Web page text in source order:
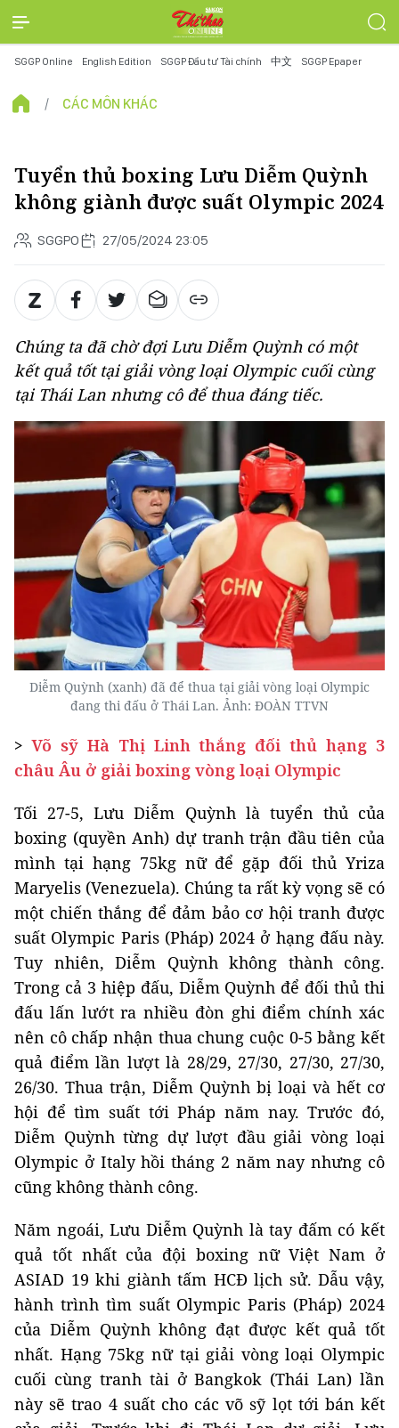
SGGP Online English Edition SGGP Đầu tư Tài chính 中文 SGGP Epaper
CÁC MÔN KHÁC
Tuyển thủ boxing Lưu Diễm Quỳnh
không giành được suất Olympic 2024
SGGPO 27/05/2024 23:05
Chúng ta đã chờ đợi Lưu Diễm Quỳnh có một
kết quả tốt tại giải vòng loại Olympic cuối cùng
tại Thái Lan nhưng cô để thua đáng tiếc.
Diễm Quỳnh (xanh) đã để thua tại giải vòng loại Olympic
đang thi đấu ở Thái Lan. Ảnh: ĐOÀN TTVN
>Võ sỹ Hà Thị Linh thắng đối thủ hạng 3
châu Âu ở giải boxing vòng loại Olympic
Tối 27-5, Lưu Diễm Quỳnh là tuyển thủ của
boxing (quyền Anh) dự tranh trận đầu tiên của
mình tại hạng 75kg nữ để gặp đối thủ Yriza
Maryelis (Venezuela). Chúng ta rất kỳ vọng sẽ có
một chiến thắng để đảm bảo cơ hội tranh được
suất Olympic Paris (Pháp) 2024 ở hạng đấu này.
Tuy nhiên, Diễm Quỳnh không thành công.
Trong cả 3 hiệp đấu, Diễm Quỳnh để đối thủ thi
đấu lấn lướt ra nhiều đòn ghi điểm chính xác
nên cô chấp nhận thua chung cuộc 0-5 bằng kết
quả điểm lần lượt là 28/29, 27/30, 27/30, 27/30,
26/30. Thua trận, Diễm Quỳnh bị loại và hết cơ
hội để tìm suất tới Pháp năm nay. Trước đó,
Diễm Quỳnh từng dự lượt đầu giải vòng loại
Olympic ở Italy hồi tháng 2 năm nay nhưng cô
cũng không thành công.
Năm ngoái, Lưu Diễm Quỳnh là tay đấm có kết
quả tốt nhất của đội boxing nữ Việt Nam ở
ASIAD 19 khi giành tấm HCĐ lịch sử. Dẫu vậy,
hành trình tìm suất Olympic Paris (Pháp) 2024
của Diễm Quỳnh không đạt được kết quả tốt
nhất. Hạng 75kg nữ tại giải vòng loại Olympic
cuối cùng tranh tài ở Bangkok (Thái Lan) lần
này sẽ trao 4 suất cho các võ sỹ lọt tới bán kết